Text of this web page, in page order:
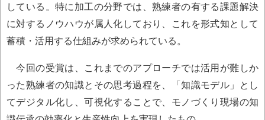
している。特に加工の分野では、熟練者の有する課題解決
に対するノウハウが属人化しており、これを形式知として
蓄積・活用する仕組みが求められている。
今回の受賞は、これまでのアプローチでは活用が難しか
った熟練者の知識とその思考過程を、「知識モデル」とし
てデジタル化し、可視化することで、モノづくり現場の知